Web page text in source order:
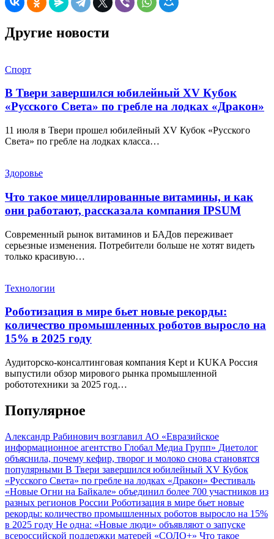
Другие новости
Спорт
В Твери завершился юбилейный XV Кубок
«Русского Света» по гребле на лодках «Дракон»
11 июля в Твери прошел юбилейный XV Кубок «Русского
Света» по гребле на лодках класса…
Здоровье
Что такое мицеллированные витамины, и как
они работают, рассказала компания IPSUM
Современный рынок витаминов и БАДов переживает
серьезные изменения. Потребители больше не хотят видеть
только красивую…
Технологии
Роботизация в мире бьет новые рекорды:
количество промышленных роботов выросло на
15% в 2025 году
Аудиторско-консалтинговая компания Kept и KUKA Россия
выпустили обзор мирового рынка промышленной
робототехники за 2025 год…
Популярное
Александр Рабинович возглавил АО «Евразийское
информационное агентство Глобал Медиа Групп» Диетолог
объяснила, почему кефир, творог и молоко снова становятся
популярными В Твери завершился юбилейный XV Кубок
«Русского Света» по гребле на лодках «Дракон» Фестиваль
«Новые Огни на Байкале» объединил более 700 участников из
разных регионов России Роботизация в мире бьет новые
рекорды: количество промышленных роботов выросло на 15%
в 2025 году Не одна: «Новые люди» объявляют о запуске
всероссийской поддержки матерей «СОЛО+» Что такое